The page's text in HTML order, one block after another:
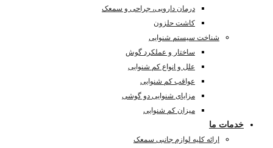
درمان دارویی، جراحی و سمعک
کاشت حلزون
شناخت سیستم شنوایی
ساختار و عملکرد گوش
علل و انواع کم شنوایی
عواقب کم شنوایی
مزایای شنوایی دو گوشی
میزان کم شنوایی
خدمات ما
ارائه کلیه لوازم جانبی سمعک